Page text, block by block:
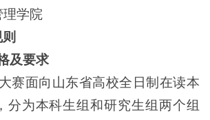
理学院
及要求
大赛面向山东省高校全日制在读本
分为本科生组和研究生组两个组